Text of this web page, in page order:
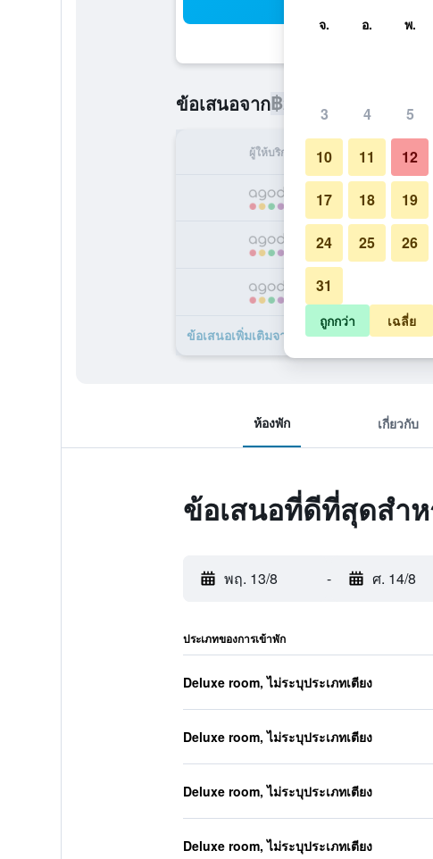
ข้อเสนอจาก฿2,710 ราคาที่ถูกที่สุด
ผู้ให้บริการ ทั้งหมด (ต่
฿2,710
฿3,026
ข้อเสนอเพิ่มเติมจาก โรงแรมเซอการาวิลเลจ
ห้องพัก เกี่ยวกับ
ข้อเสนอที่ดีที่สุดสำห
พฤ. 13/8 - ศ. 14/8
ประเภทของการเข้าพัก
Deluxe room, ไม่ระบุประเภทเตียง
Deluxe room, ไม่ระบุประเภทเตียง
Deluxe room, ไม่ระบุประเภทเตียง
Deluxe room, ไม่ระบุประเภทเตียง
จ. อ. พ.
3 4 5
10 11 12
17 18 19
24 25 26
31
ถูกกว่า เฉลี่ย